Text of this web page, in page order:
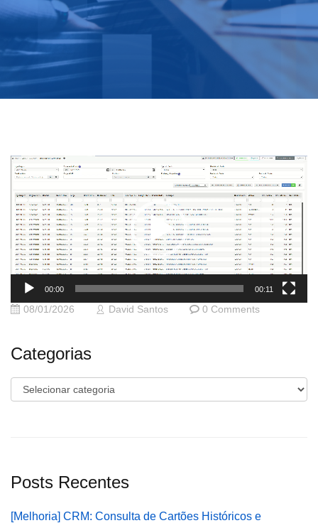
Tocador
vídeo
00:00 00:11
08/01/2026 David Santos 0 Comments
Categorias
Categorias
Posts Recentes
[Melhoria] CRM: Consulta de Cartões Históricos e